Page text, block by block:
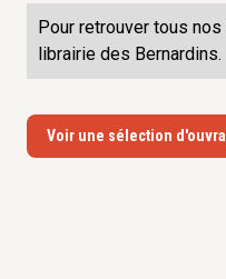
Pour retrouver tous
librairie des Bernardins.
Voir une sélection